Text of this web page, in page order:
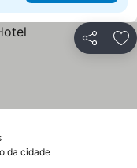
Partilhar
da cidade